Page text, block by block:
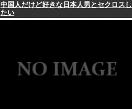
中国人だけど好きな日本人男とセクロスし
たい